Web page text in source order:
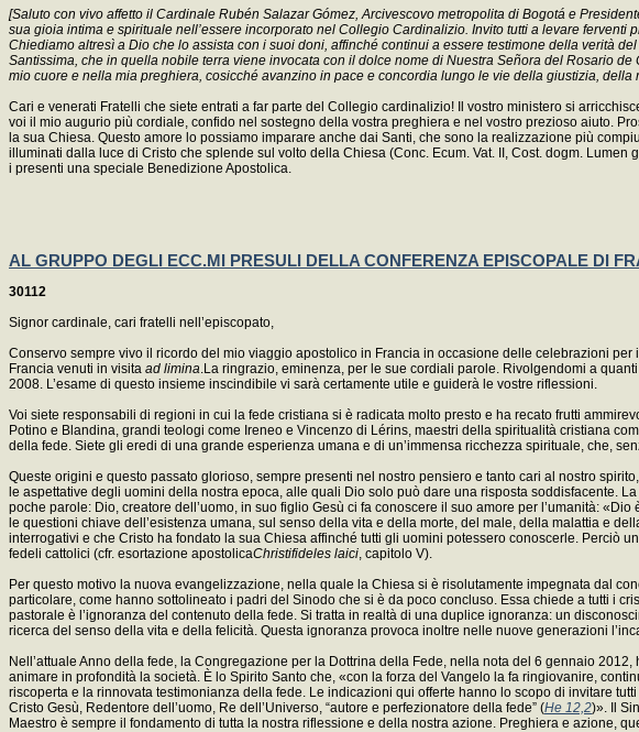
[Saluto con vivo affetto il Cardinale Rubén Salazar Gómez, Arcivescovo metropolita di Bogotá e
sua gioia intima e spirituale nell’essere incorporato nel Collegio Cardinalizio. Invito tutti a levare
Chiediamo altresì a Dio che lo assista con i suoi doni, affinché continui a essere testimone della verità
Santissima, che in quella nobile terra viene invocata con il dolce nome di Nuestra Señora del Rosario
mio cuore e nella mia preghiera, cosicché avanzino in pace e concordia lungo le vie della giustizia,
Cari e venerati Fratelli che siete entrati a far parte del Collegio cardinalizio! Il vostro ministero si
voi il mio augurio più cordiale, confido nel sostegno della vostra preghiera e nel vostro prezioso aiuto.
la sua Chiesa. Questo amore lo possiamo imparare anche dai Santi, che sono la realizzazione più
illuminati dalla luce di Cristo che splende sul volto della Chiesa (Conc. Ecum. Vat. II, Cost. dogm. Lumen
i presenti una speciale Benedizione Apostolica.
AL GRUPPO DEGLI ECC.MI PRESULI DELLA CONFERENZA EPISCOPALE DI
30112
Signor cardinale, cari fratelli nell’episcopato,
Conservo sempre vivo il ricordo del mio viaggio apostolico in Francia in occasione delle celebrazioni
Francia venuti in visita ad limina.La ringrazio, eminenza, per le sue cordiali parole. Rivolgendomi a
2008. L’esame di questo insieme inscindibile vi sarà certamente utile e guiderà le vostre riflessioni.
Voi siete responsabili di regioni in cui la fede cristiana si è radicata molto presto e ha recato frutti
Potino e Blandina, grandi teologi come Ireneo e Vincenzo di Lérins, maestri della spiritualità cristiana
della fede. Siete gli eredi di una grande esperienza umana e di un’immensa ricchezza spirituale, che,
Queste origini e questo passato glorioso, sempre presenti nel nostro pensiero e tanto cari al nostro
le aspettative degli uomini della nostra epoca, alle quali Dio solo può dare una risposta soddisfacente.
poche parole: Dio, creatore dell’uomo, in suo figlio Gesù ci fa conoscere il suo amore per l’umanità:
le questioni chiave dell’esistenza umana, sul senso della vita e della morte, del male, della malattia e
interrogativi e che Cristo ha fondato la sua Chiesa affinché tutti gli uomini potessero conoscerle. Perciò
fedeli cattolici (cfr. esortazione apostolicaChristifideles laici, capitolo V).
Per questo motivo la nuova evangelizzazione, nella quale la Chiesa si è risolutamente impegnata dal
particolare, come hanno sottolineato i padri del Sinodo che si è da poco concluso. Essa chiede a tutti i
pastorale è l’ignoranza del contenuto della fede. Si tratta in realtà di una duplice ignoranza: un
ricerca del senso della vita e della felicità. Questa ignoranza provoca inoltre nelle nuove generazioni
Nell’attuale Anno della fede, la Congregazione per la Dottrina della Fede, nella nota del 6 gennaio
animare in profondità la società. È lo Spirito Santo che, «con la forza del Vangelo la fa ringiovanire,
riscoperta e la rinnovata testimonianza della fede. Le indicazioni qui offerte hanno lo scopo di invitare
Cristo Gesù, Redentore dell’uomo, Re dell’Universo, “autore e perfezionatore della fede” (He 12,2)». Il
Maestro è sempre il fondamento di tutta la nostra riflessione e della nostra azione. Preghiera e azione,